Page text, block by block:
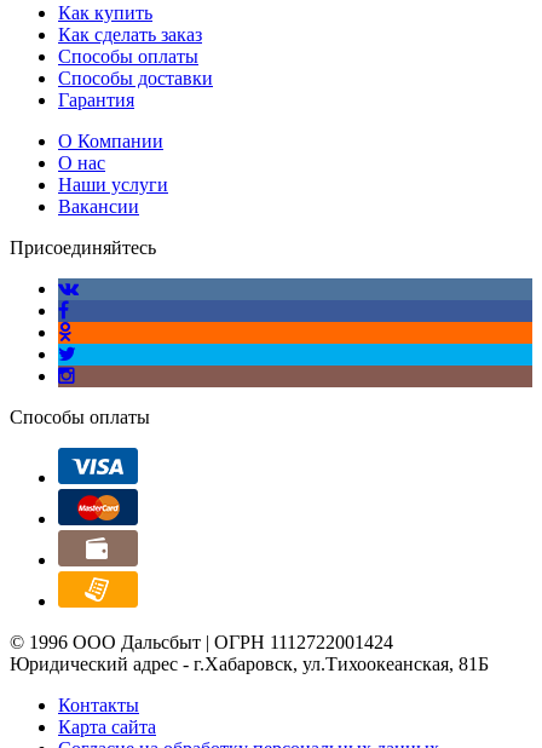
Как купить
Как сделать заказ
Способы оплаты
Способы доставки
Гарантия
О Компании
О нас
Наши услуги
Вакансии
Присоединяйтесь
Способы оплаты
© 1996 ООО Дальсбыт | ОГРН 1112722001424
Юридический адрес - г.Хабаровск, ул.Тихоокеанская, 81Б
Контакты
Карта сайта